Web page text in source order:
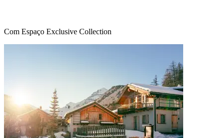
Com Espaço Exclusive Collection